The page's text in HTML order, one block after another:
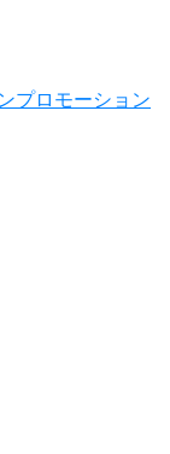
プロモーション